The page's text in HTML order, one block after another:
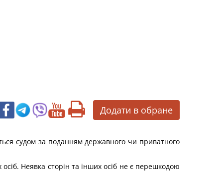
Додати в обране
судом за поданням державного чи приватного
Неявка сторін та інших осіб не є перешкодою